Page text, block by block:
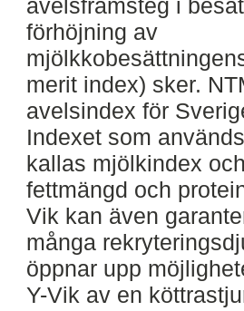
avelsframsteg i
förhöjning av
merit index) sker.
avelsindex för
Indexet som
kallas mjölkindex
fettmängd och
Vik kan även
många
öppnar upp
Y-Vik av en